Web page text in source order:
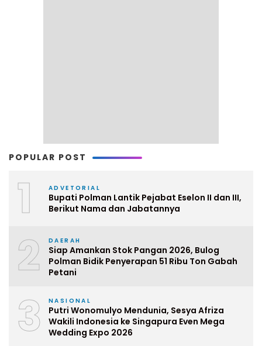
POPULAR POST
1 ADVETORIAL
Bupati Polman Lantik Pejabat Eselon II dan III,
Berikut Nama dan Jabatannya
2 DAERAH
Siap Amankan Stok Pangan 2026, Bulog
Polman Bidik Penyerapan 51 Ribu Ton Gabah
Petani
3 NASIONAL
Putri Wonomulyo Mendunia, Sesya Afriza
Wakili Indonesia ke Singapura Even Mega
Wedding Expo 2026